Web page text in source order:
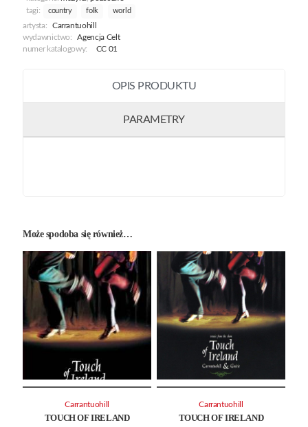
tagi:
country folk world
artysta:
Carrantuohill
wydawnictwo:
Agencja Celt
numer katalogowy:
CC 01
OPIS PRODUKTU
PARAMETRY
Może spodoba się również…
TOUCH OF IRELAND
Carrantuohill
TOUCH OF IRELAND
Carrantuohill